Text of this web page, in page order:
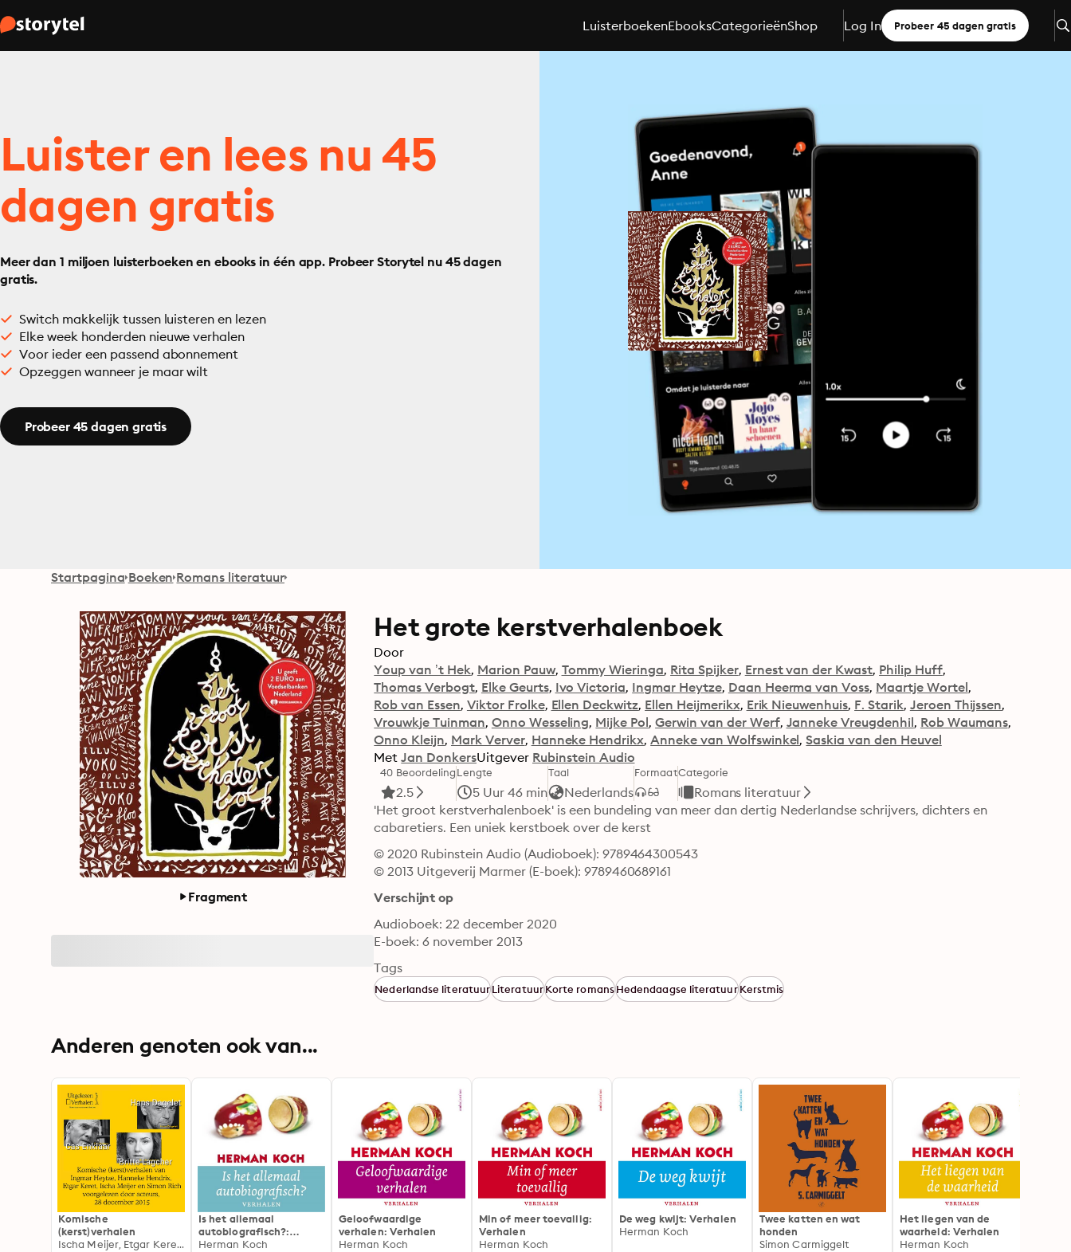
LuisterboekenEbooksCategorieënShop Log In Probeer 45 dagen gratis
Luister en lees nu 45
dagen gratis
Meer dan 1 miljoen luisterboeken en ebooks in één app. Probeer Storytel nu 45 dagen
gratis.
Switch makkelijk tussen luisteren en lezen
Elke week honderden nieuwe verhalen
Voor ieder een passend abonnement
Opzeggen wanneer je maar wilt
Probeer 45 dagen gratis
Startpagina Boeken Romans literatuur
Fragment
Het grote kerstverhalenboek
Door
Youp van ’t Hek Marion Pauw Tommy Wieringa Rita Spijker Ernest van der Kwast Philip Huff
Thomas Verbogt Elke Geurts Ivo Victoria Ingmar Heytze Daan Heerma van Voss Maartje Wortel
Rob van Essen Viktor Frolke Ellen Deckwitz Ellen Heijmerikx Erik Nieuwenhuis F. Starik Jeroen Thijssen
Vrouwkje Tuinman Onno Wesseling Mijke Pol Gerwin van der Werf Janneke Vreugdenhil Rob Waumans
Onno Kleijn Mark Verver Hanneke Hendrikx Anneke van Wolfswinkel Saskia van den Heuvel
Met Jan DonkersUitgever Rubinstein Audio
40 Beoordeling
2.5
Lengte
5 Uur 46 min
Taal
Nederlands
FormaatCategorie
Romans literatuur
'Het groot kerstverhalenboek' is een bundeling van meer dan dertig Nederlandse schrijvers, dichters en
cabaretiers. Een uniek kerstboek over de kerst
© 2020 Rubinstein Audio (Audioboek): 9789464300543
© 2013 Uitgeverij Marmer (E-boek): 9789460689161
Verschijnt op
Audioboek: 22 december 2020
E-boek: 6 november 2013
Tags
Nederlandse literatuurLiteratuurKorte romansHedendaagse literatuurKerstmis
Anderen genoten ook van...
Komische
(kerst)verhalen
Ischa Meijer, Etgar Keret, Hanneke Hendrix, Ingmar Heytze, Simon Rich
Is het allemaal
autobiografisch?:
Verhalen
Herman Koch
Geloofwaardige
verhalen: Verhalen
Herman Koch
Min of meer toevallig:
Verhalen
Herman Koch
De weg kwijt: Verhalen
Herman Koch
Twee katten en wat
honden
Simon Carmiggelt
Het liegen van de
waarheid: Verhalen
Herman Koch